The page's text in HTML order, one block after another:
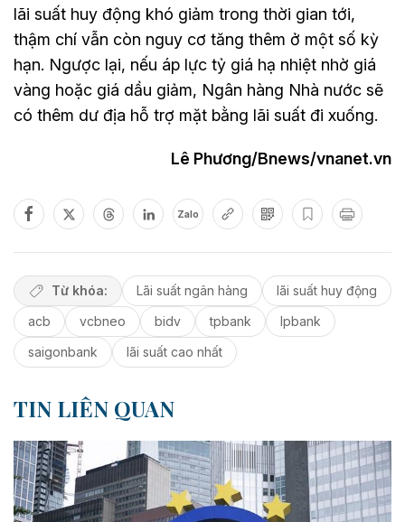
lãi suất huy động khó giảm trong thời gian tới,
thậm chí vẫn còn nguy cơ tăng thêm ở một số kỳ
hạn. Ngược lại, nếu áp lực tỷ giá hạ nhiệt nhờ giá
vàng hoặc giá dầu giảm, Ngân hàng Nhà nước sẽ
có thêm dư địa hỗ trợ mặt bằng lãi suất đi xuống.
Lê Phương/Bnews/vnanet.vn
Zalo
Từ khóa: Lãi suất ngân hàng
lãi suất huy động
acb
vcbneo bidv tpbank
lpbank
saigonbank
lãi suất cao nhất
TIN LIÊN QUAN